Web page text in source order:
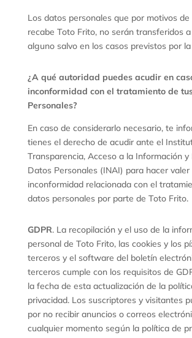
Los datos personales que por motivos
recabe Toto Frito, no serán transferidos
alguno salvo en los casos previstos por la
¿A qué autoridad puedes acudir en
inconformidad con el tratamiento de
Personales?
En caso de considerarlo necesario, te
tienes el derecho de acudir ante el
Transparencia, Acceso a la Información y
Datos Personales (INAI) para hacer valer
inconformidad relacionada con el
datos personales por parte de Toto Frito.
GDPR. La recopilación y el uso de la
personal de Toto Frito, las cookies y los
terceros y el software del boletín
terceros cumple con los requisitos de
la fecha de esta actualización de la
privacidad. Los suscriptores y visitantes
por no recibir anuncios o correos
cualquier momento según la política de